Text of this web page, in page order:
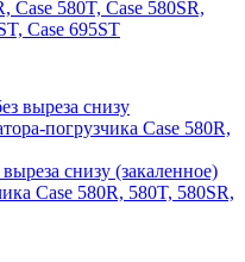
Case 580T, Case 580SR,
Case 695ST
снизу (закаленное)
Case 580R, 580T, 580SR,